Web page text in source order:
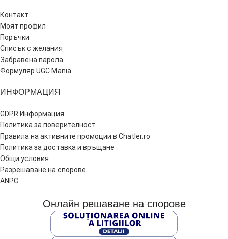
Контакт
Моят профил
Поръчки
Списък с желания
Забравена парола
Формуляр UGC Mania
ИНФОРМАЦИЯ
GDPR Информация
Политика за поверителност
Правила на активните промоции в Chatler.ro
Политика за доставка и връщане
Общи условия
Разрешаване на спорове
ANPC
Онлайн решаване на спорове